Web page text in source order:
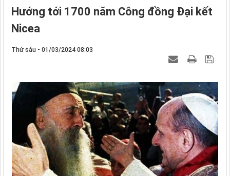
Hướng tới 1700 năm Công đồng Đại kết
Nicea
Thứ sáu - 01/03/2024 08:03